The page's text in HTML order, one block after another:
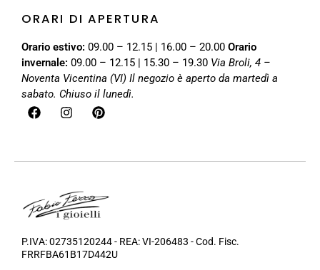
ORARI DI APERTURA
Orario estivo: 09.00 – 12.15 | 16.00 – 20.00 Orario
invernale: 09.00 – 12.15 | 15.30 – 19.30 Via Broli, 4 –
Noventa Vicentina (VI) Il negozio è aperto da martedì a
sabato. Chiuso il lunedì.
P.IVA: 02735120244 - REA: VI-206483 - Cod. Fisc.
FRRFBA61B17D442U